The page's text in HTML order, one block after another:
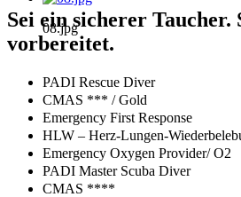
08.jpg
Sei ein sicherer Taucher.
vorbereitet.
PADI Rescue Diver
CMAS *** / Gold
Emergency First Response
HLW – Herz-Lungen-
Emergency Oxygen Provider/ O2
PADI Master Scuba Diver
CMAS ****